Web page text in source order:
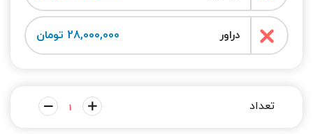
دراور 28,000,000 تومان